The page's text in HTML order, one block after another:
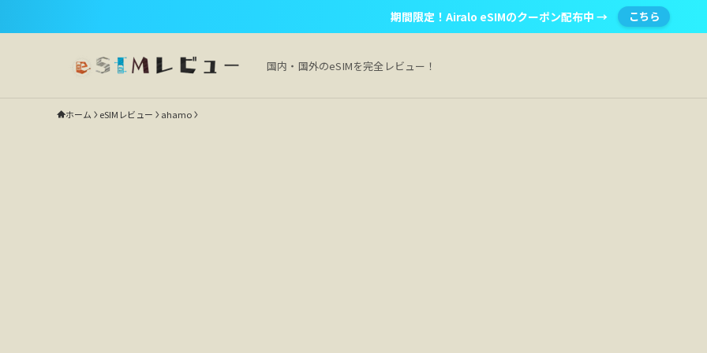
期間限定！Airalo eSIMのクーポン配布中 → こちら
国内・国外のeSIMを完全レビュー！
ホーム eSIMレビュー ahamo